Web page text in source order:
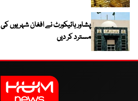
پشاور ہائیکورٹ نے افغان شہریوں
مسترد کر دیں